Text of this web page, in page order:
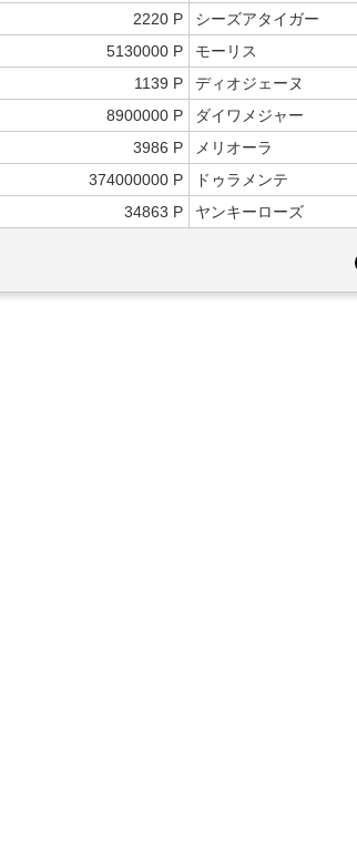
2220 P シーズアタイガー
5130000 P
モーリス
1139 P ディオジェーヌ
8900000 P
ダイワメジャー
3986 P メリオーラ
374000000 P
ドゥラメンテ
34863 P ヤンキーローズ